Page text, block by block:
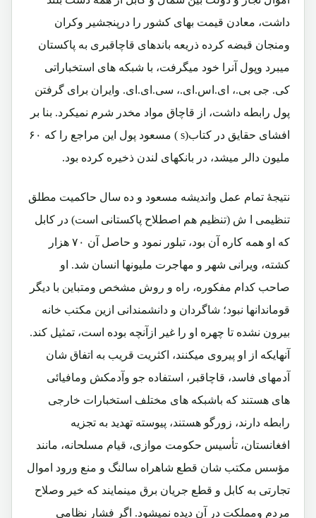
داشت، معادن قیمت بهای کشور را درپنجشیر وکران
ومنجان قبضه کرده ذریعه باندهای قاچاقبری به پاکستان
میبرد وپول آنرا خود میگرفت، با شبکه های استخباراتی
کی. جی بی.، ای.اس.ای.، سی.ای.ای. وایران برای گرفتن
پول رابطه داشت، از قاچاق مواد مخدر شرم نمیکرد. بنا بر
افشای حقایق در کتاب(s ) مسعود پول این مراجع را که ۶۰
ملیون دالر میشد، در بانکهای لندن ذخیره کرده بود.
نتیجۀ تمام عمل واندیشه مسعود و ده سال حاکمیت مطلق
تنظیمی ا ش (تنظیم هم اصطلاح پاکستانی است) در کابل
که او همه کاره آن بود، تبلور نمود و حاصل آن ۷۰ هزار
کشته، ویرانی شهر و مهاجرت ملیونها انسان شد. او
صاحب کدام مفکوره، راه و روش مشخص ومتباین با دیگر
قوماندانها نبود؛ شاگردان و دانشمندانی ازین مکتب خانه
بیرون نشده تا چهره او را غیر ازآنچه بوده است، تمثیل کند.
آنهایکه از او پیروی میکنند، اکثریت قریب به اتفاق شان
آدمهای فاسد، قاچاقبر، استفاده جو وآدمکش ومافیائی
های هستند که باشبکه های مختلف استخبارات خارجی
رابطه دارند، زورگو هستند، پیوسته تهدید به تجزیه
افغانستان، تأسیس حکومت موازی، قیام مسلحانه، مانند
مؤسس مکتب شان قطع شاهراه سالنگ و منع ورود اموال
تجارتی به کابل و قطع جریان برق مینمایند که خیر وصلاح
مردم ومملکت در آن دیده نمیشود. اگر فشار نظامی